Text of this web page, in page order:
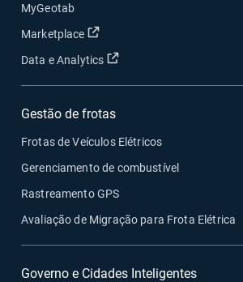
MyGeotab
Marketplace
Abrir em uma nova janela
Data e Analytics Abrir em uma nova janela
Gestão de frotas
Frotas de Veículos Elétricos
Gerenciamento de combustível
Rastreamento GPS
Avaliação de Migração para Frota Elétrica
Governo e Cidades Inteligentes